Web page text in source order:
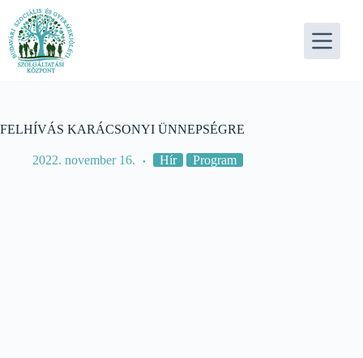
content
FELHÍVÁS KARÁCSONYI ÜNNEPSÉGRE
2022. november 16. Hír Program